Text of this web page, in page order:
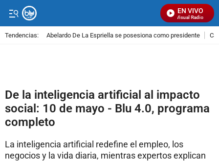
EN VIVO
Señal Visual Radio
Tendencias: Abelardo De La Espriella se posesiona como presidente
De la inteligencia artificial al impacto
social: 10 de mayo - Blu 4.0, programa
completo
La inteligencia artificial redefine el empleo, los
negocios y la vida diaria, mientras expertos explican